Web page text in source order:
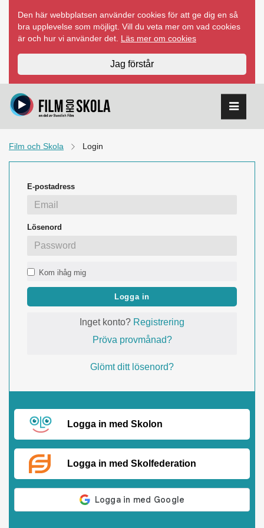
innehåll
Den här webbplatsen använder cookies för att ge dig en så
bra upplevelse som möjligt. Vill du veta mer om vad cookies
är och hur vi använder det. Läs mer om cookies
Jag förstår
Film och Skola Login
E-postadress
Lösenord
Kom ihåg mig
Logga in
Inget konto? Registrering
Pröva provmånad?
Glömt ditt lösenord?
Logga in med Skolon
Logga in med Skolfederation